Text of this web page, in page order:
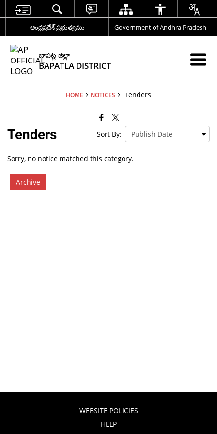
ఆంధ్రప్రదేశ్ ప్రభుత్వము Government of Andhra Pradesh
బాపట్ల జిల్లా
BAPATLA DISTRICT
HOME NOTICES Tenders
Tenders Sort By:
Sorry, no notice matched this category.
Archive
WEBSITE POLICIES
HELP